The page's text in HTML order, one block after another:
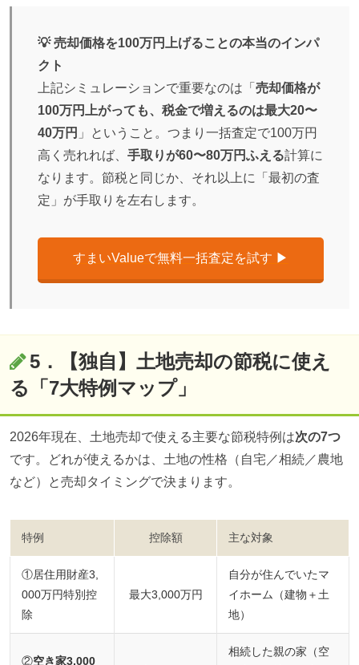
💡 売却価格を100万円上げることの本当のインパ
クト
上記シミュレーションで重要なのは「 売却価格が
100万円上がっても、税金で増えるのは最大20〜
40万円 」ということ。つまり一括査定で100万円
高く売れれば、 手取りが60〜80万円ふえる計算に
なります。節税と同じか、それ以上に「最初の査
定」が手取りを左右します。
すまいValueで無料一括査定を試す ▶︎
5．【独自】土地売却の節税に使え
る「7大特例マップ」
2026年現在、土地売却で使える主要な節税特例は次の7つ
です。どれが使えるかは、土地の性格（自宅／相続／農地
など）と売却タイミングで決まります。
特例 控除額 主な対象
①居住用財産3,
000万円特別控
除
最大3,000万円
自分が住んでいたマ
イホーム（建物＋土
地）
②空き家3,000
相続した親の家（空